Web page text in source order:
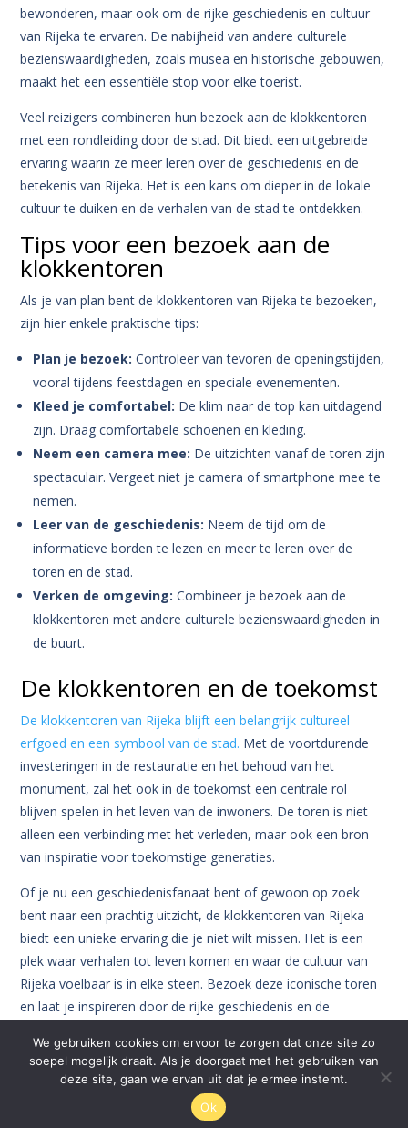
bewonderen, maar ook om de rijke geschiedenis en cultuur
van Rijeka te ervaren. De nabijheid van andere culturele
bezienswaardigheden, zoals musea en historische gebouwen,
maakt het een essentiële stop voor elke toerist.
Veel reizigers combineren hun bezoek aan de klokkentoren
met een rondleiding door de stad. Dit biedt een uitgebreide
ervaring waarin ze meer leren over de geschiedenis en de
betekenis van Rijeka. Het is een kans om dieper in de lokale
cultuur te duiken en de verhalen van de stad te ontdekken.
Tips voor een bezoek aan de
klokkentoren
Als je van plan bent de klokkentoren van Rijeka te bezoeken,
zijn hier enkele praktische tips:
Plan je bezoek:Controleer van tevoren de openingstijden,
vooral tijdens feestdagen en speciale evenementen.
Kleed je comfortabel: De klim naar de top kan uitdagend
zijn. Draag comfortabele schoenen en kleding.
Neem een camera mee: De uitzichten vanaf de toren zijn
spectaculair. Vergeet niet je camera of smartphone mee te
nemen.
Leer van de geschiedenis: Neem de tijd om de
informatieve borden te lezen en meer te leren over de
toren en de stad.
Verken de omgeving:Combineer je bezoek aan de
klokkentoren met andere culturele bezienswaardigheden in
de buurt.
De klokkentoren en de toekomst
De klokkentoren van Rijeka blijft een belangrijk cultureel
erfgoed en een symbool van de stad. Met de voortdurende
investeringen in de restauratie en het behoud van het
monument, zal het ook in de toekomst een centrale rol
blijven spelen in het leven van de inwoners. De toren is niet
alleen een verbinding met het verleden, maar ook een bron
van inspiratie voor toekomstige generaties.
Of je nu een geschiedenisfanaat bent of gewoon op zoek
bent naar een prachtig uitzicht, de klokkentoren van Rijeka
biedt een unieke ervaring die je niet wilt missen. Het is een
plek waar verhalen tot leven komen en waar de cultuur van
Rijeka voelbaar is in elke steen. Bezoek deze iconische toren
en laat je inspireren door de rijke geschiedenis en de
© Rijeka.nl 2026
We gebruiken cookies om ervoor te zorgen dat onze site zo
soepel mogelijk draait. Als je doorgaat met het gebruiken van
deze site, gaan we ervan uit dat je ermee instemt.
Ok